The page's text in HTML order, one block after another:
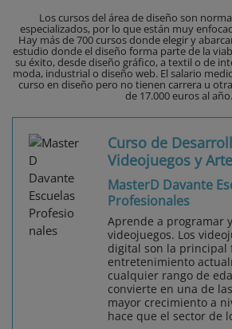
Los cursos del área de diseño son
especializados, por lo que están muy
Hay más de 700 cursos donde elegir y
estudio donde el diseño forma parte de la
su éxito, desde diseño gráfico, a textil o de
moda, industrial o diseño web. El salario
curso en diseño pero no tienen carrera u
de 17.000 euros al año.
Curso de
Videojuegos y
MasterD Davante
Profesionales
Aprende a programar
videojuegos. Los
digital son la principal
entretenimiento
cualquier rango de
convierte en una de
mayor crecimiento a
hace que el sector de